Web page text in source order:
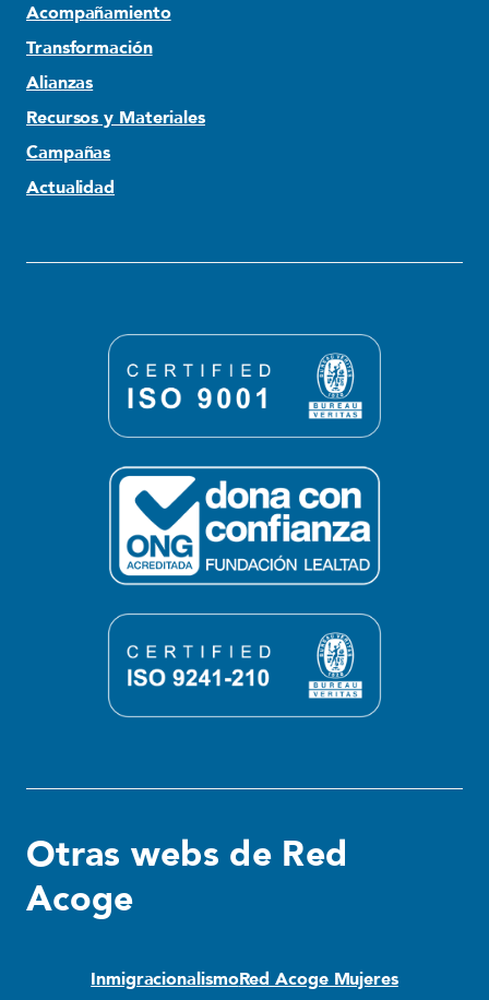
Acompañamiento
Transformación
Alianzas
Recursos y Materiales
Campañas
Actualidad
Otras webs de Red
Acoge
InmigracionalismoRed Acoge Mujeres